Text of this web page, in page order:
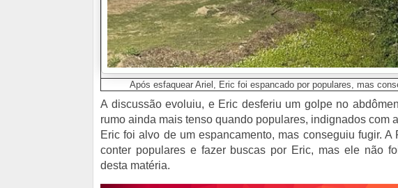
Após esfaquear Ariel, Eric foi espancado por populares, mas
A discussão evoluiu, e Eric desferiu um golpe no
rumo ainda mais tenso quando populares, indignados com
Eric foi alvo de um espancamento, mas conseguiu fugir.
conter populares e fazer buscas por Eric, mas ele não
desta matéria.